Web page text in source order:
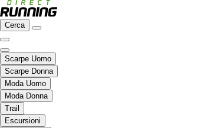
Cerca
Scarpe Uomo
Scarpe Donna
Moda Uomo
Moda Donna
Trail
Escursioni